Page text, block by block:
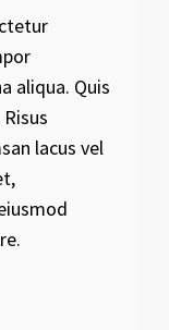
aliqua. Quis
lacus vel